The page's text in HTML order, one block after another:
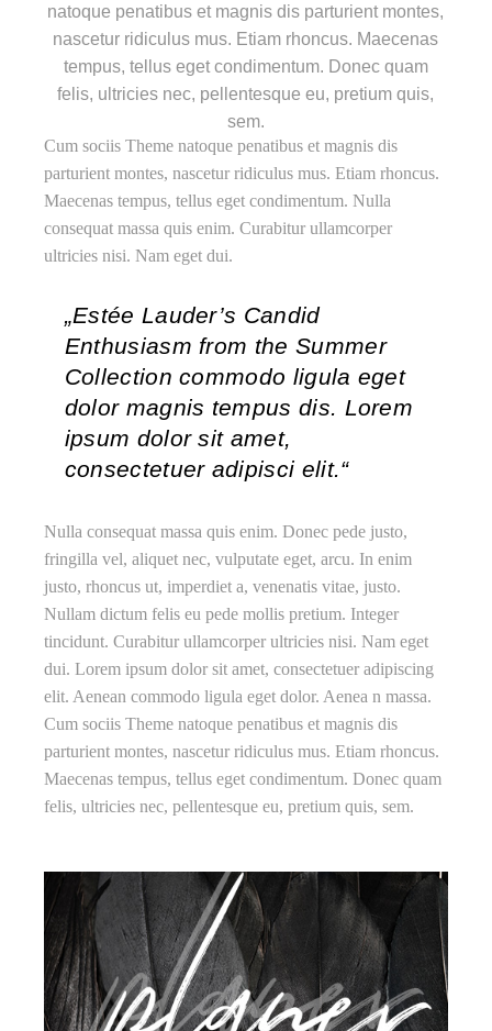
natoque penatibus et magnis dis parturient montes,
nascetur ridiculus mus. Etiam rhoncus. Maecenas
tempus, tellus eget condimentum. Donec quam
felis, ultricies nec, pellentesque eu, pretium quis,
sem.
Cum sociis Theme natoque penatibus et magnis dis
parturient montes, nascetur ridiculus mus. Etiam rhoncus.
Maecenas tempus, tellus eget condimentum. Nulla
consequat massa quis enim. Curabitur ullamcorper
ultricies nisi. Nam eget dui.
„Estée Lauder’s Candid
Enthusiasm from the Summer
Collection commodo ligula eget
dolor magnis tempus dis. Lorem
ipsum dolor sit amet,
consectetuer adipisci elit.“
Nulla consequat massa quis enim. Donec pede justo,
fringilla vel, aliquet nec, vulputate eget, arcu. In enim
justo, rhoncus ut, imperdiet a, venenatis vitae, justo.
Nullam dictum felis eu pede mollis pretium. Integer
tincidunt. Curabitur ullamcorper ultricies nisi. Nam eget
dui. Lorem ipsum dolor sit amet, consectetuer adipiscing
elit. Aenean commodo ligula eget dolor. Aenea n massa.
Cum sociis Theme natoque penatibus et magnis dis
parturient montes, nascetur ridiculus mus. Etiam rhoncus.
Maecenas tempus, tellus eget condimentum. Donec quam
felis, ultricies nec, pellentesque eu, pretium quis, sem.